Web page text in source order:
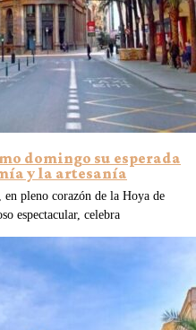
domingo su esperada
y la artesanía
pleno corazón de la Hoya de
espectacular, celebra